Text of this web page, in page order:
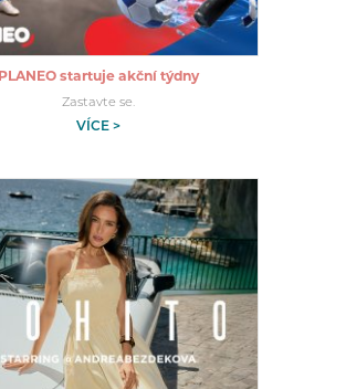
PLANEO startuje akční týdny
Zastavte se.
VÍCE >